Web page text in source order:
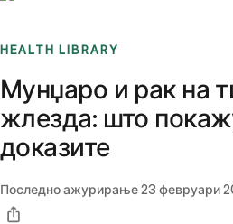
HEALTH LIBRARY
Мунџаро и рак на
жлезда: што
доказите
Последно ажурирање23 февруари